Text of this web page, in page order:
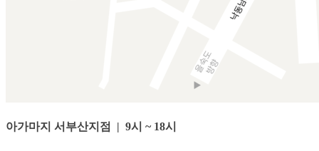
아가마지 서부산지점 | 9시 ~ 18시